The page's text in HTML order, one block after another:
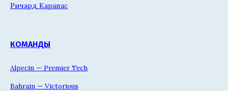
Ричард Карапас
КОМАНДЫ
Alpecin — Premier Tech
Bahrain — Victorious